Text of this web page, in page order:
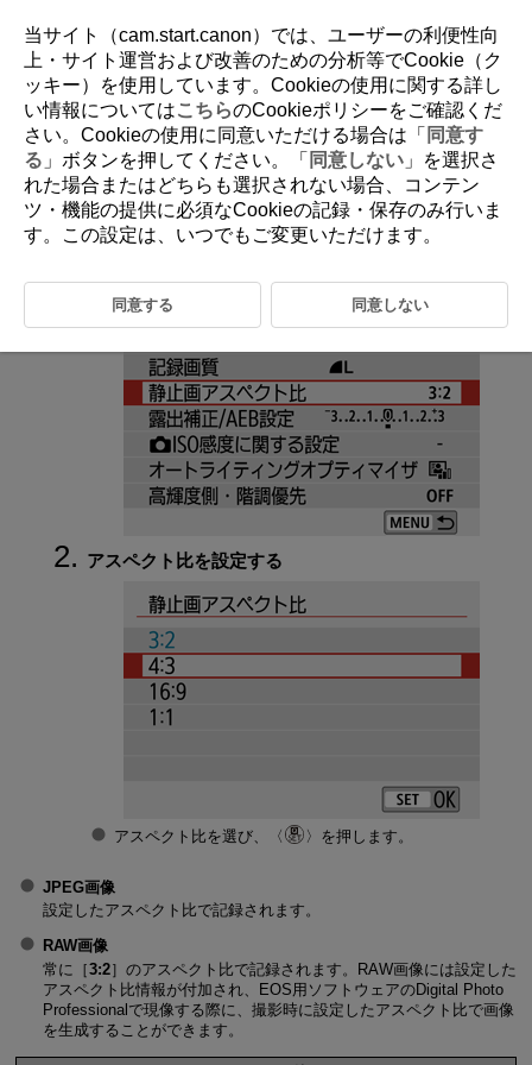
D100-065
静止画アスペクト比
画像のアスペクト（縦横）比を変えて撮影することができます。
［ ：静止画アスペクト比］を選ぶ
アスペクト比を設定する
アスペクト比を選び、 を押します。
JPEG画像
設定したアスペクト比で記録されます。
RAW画像
常に［3:2］のアスペクト比で記録されます。RAW画像には設定した
アスペクト比情報が付加され、EOS用ソフトウェアのDigital Photo
Professionalで現像する際に、撮影時に設定したアスペクト比で画像
を生成することができます。
当サイト（cam.start.canon）では、ユーザーの利便性向
上・サイト運営および改善のための分析等でCookie（ク
ッキー）を使用しています。Cookieの使用に関する詳し
い情報についてはこちらのCookieポリシーをご確認くだ
さい。Cookieの使用に同意いただける場合は「 同意す
る 」ボタンを押してください。「 同意しない 」を選択さ
れた場合またはどちらも選択されない場合、コンテン
ツ・機能の提供に必須なCookieの記録・保存のみ行いま
す。この設定は、いつでもご変更いただけます。
同意する 同意しない